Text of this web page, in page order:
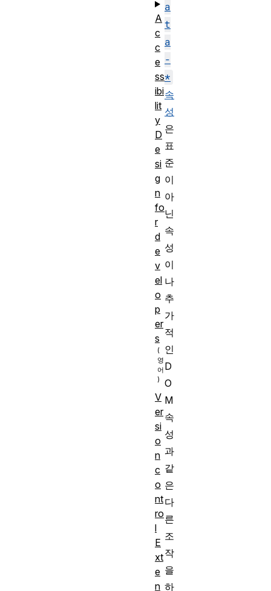
a
t
a
-
*
속
성
은
표
준
이
아
닌
속
성
이
나
추
가
적
인
D
O
M
속
성
과
같
은
다
른
조
작
을
하
A
c
c
e
ss
ibi
lit
y
D
e
si
g
n
fo
r
d
e
v
el
o
p
er
s
V
er
si
o
n
c
o
nt
ro
l
E
xt
e
n